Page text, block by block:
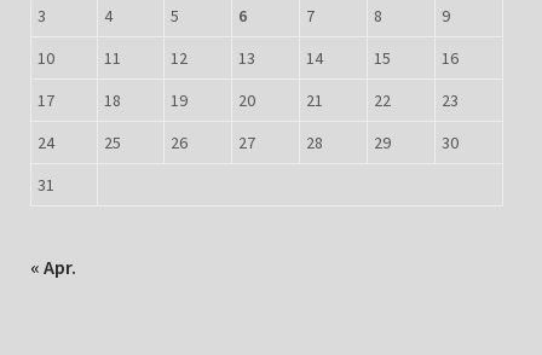
3
4 5 6 7 8
9
10
11 12 13 14 15
16
17
18 19 20 21 22
23
24
25 26 27 28 29
30
31
« Apr.